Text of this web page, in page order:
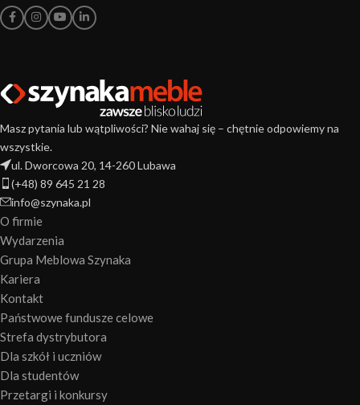
Masz pytania lub wątpliwości? Nie wahaj się – chętnie odpowiemy na
wszystkie.
ul. Dworcowa 20, 14-260 Lubawa
(+48) 89 645 21 28
info@szynaka.pl
O firmie
Wydarzenia
Grupa Meblowa Szynaka
Kariera
Kontakt
Państwowe fundusze celowe
Strefa dystrybutora
Dla szkół i uczniów
Dla studentów
Przetargi i konkursy